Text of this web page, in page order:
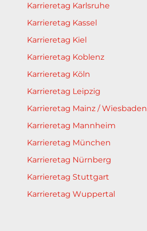
Karrieretag Karlsruhe
Karrieretag Kassel
Karrieretag Kiel
Karrieretag Koblenz
Karrieretag Köln
Karrieretag Leipzig
Karrieretag Mainz / Wiesbaden
Karrieretag Mannheim
Karrieretag München
Karrieretag Nürnberg
Karrieretag Stuttgart
Karrieretag Wuppertal